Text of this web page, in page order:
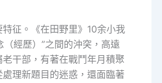
征。《在田野里》10余小我
經歷）”之間的沖突，高遠
干部，有著在戰鬥年月積聚
理新題目的迷惑，還面臨著